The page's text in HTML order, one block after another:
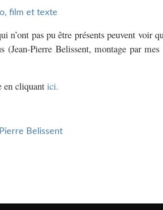
n’ont pas pu être présents peuvent voir
(Jean-Pierre Belissent, montage par mes
en cliquant ici.